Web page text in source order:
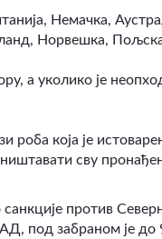
Немачка,
Норвешка,
а уколико је
роба која је
сву
против
под забраном је до